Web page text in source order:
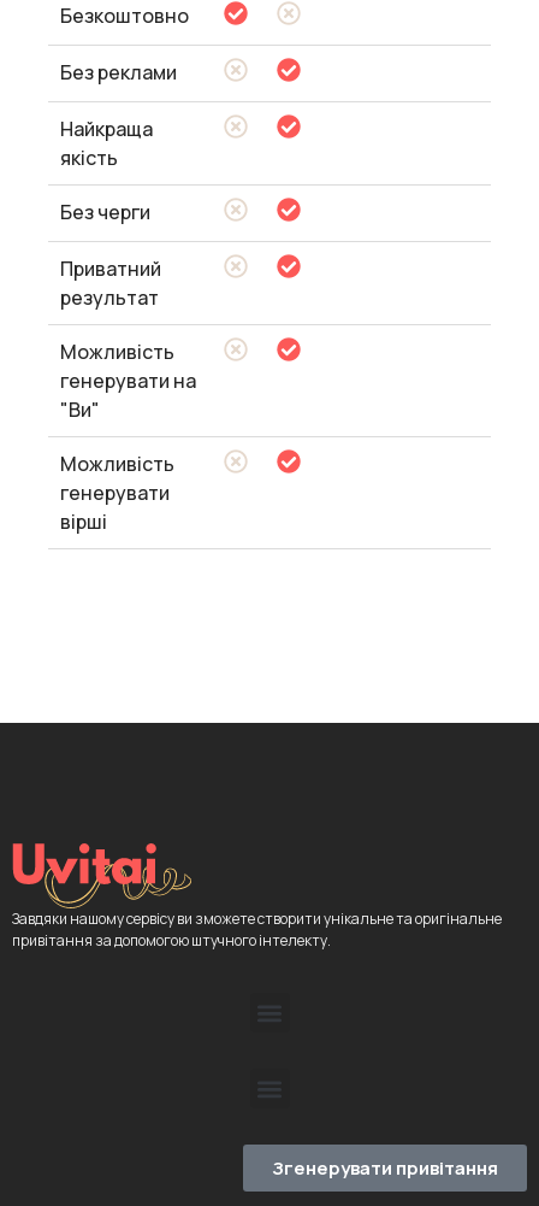
Безкоштовно
Без реклами
Найкраща
якість
Без черги
Приватний
результат
Можливість
генерувати на
"Ви"
Можливість
генерувати
вірші
Завдяки нашому сервісу ви зможете створити унікальне та оригінальне
привітання за допомогою штучного інтелекту.
Згенерувати привітання